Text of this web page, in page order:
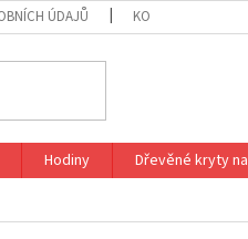
ÚDAJŮ KONTAKT
Hodiny Dřevěné kryty